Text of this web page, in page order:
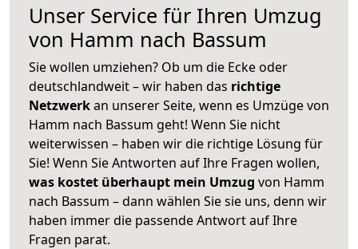
Unser Service für Ihren Umzug
von Hamm nach Bassum
Sie wollen umziehen? Ob um die Ecke oder
deutschlandweit – wir haben das richtige
Netzwerkan unserer Seite, wenn es Umzüge von
Hamm nach Bassum geht! Wenn Sie nicht
weiterwissen – haben wir die richtige Lösung für
Sie! Wenn Sie Antworten auf Ihre Fragen wollen,
was kostet überhaupt mein Umzug von Hamm
nach Bassum – dann wählen Sie sie uns, denn wir
haben immer die passende Antwort auf Ihre
Fragen parat.